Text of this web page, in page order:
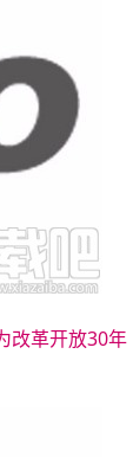
改革开放30年